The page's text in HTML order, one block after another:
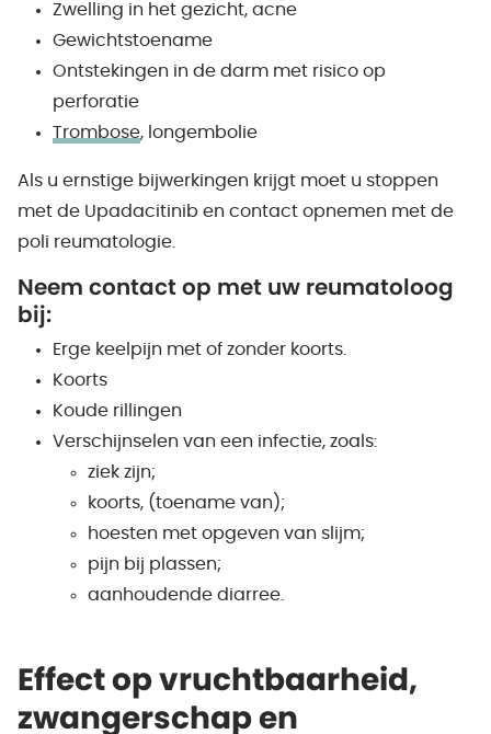
Zwelling in het gezicht, acne
Gewichtstoename
Ontstekingen in de darm met risico op
perforatie
Trombose, longembolie
Als u ernstige bijwerkingen krijgt moet u stoppen
met de Upadacitinib en contact opnemen met de
poli reumatologie.
Neem contact op met uw reumatoloog
bij:
Erge keelpijn met of zonder koorts.
Koorts
Koude rillingen
Verschijnselen van een infectie, zoals:
ziek zijn;
koorts, (toename van);
hoesten met opgeven van slijm;
pijn bij plassen;
aanhoudende diarree.
Effect op vruchtbaarheid,
zwangerschap en